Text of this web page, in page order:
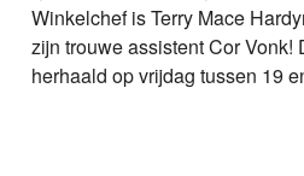
Winkelchef is Terry Mace
zijn trouwe assistent Cor Vonk!
herhaald op vrijdag tussen 19